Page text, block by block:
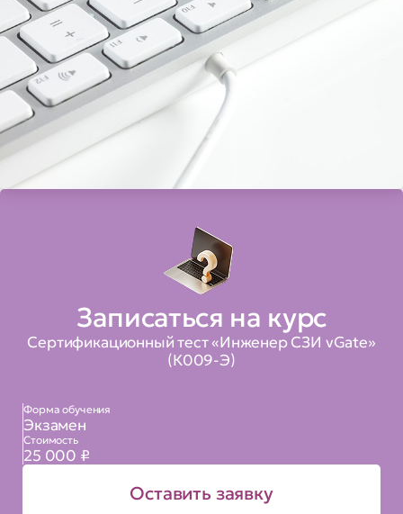
Записаться на курс
Сертификационный тест «Инженер СЗИ vGate»
(К009-Э)
Форма обучения
Экзамен
Стоимость
25 000 ₽
Оставить заявку